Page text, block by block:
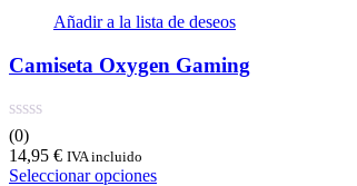
Añadir a la lista de deseos
Camiseta Oxygen Gaming
(0)
14,95 € IVA incluido
Seleccionar opciones